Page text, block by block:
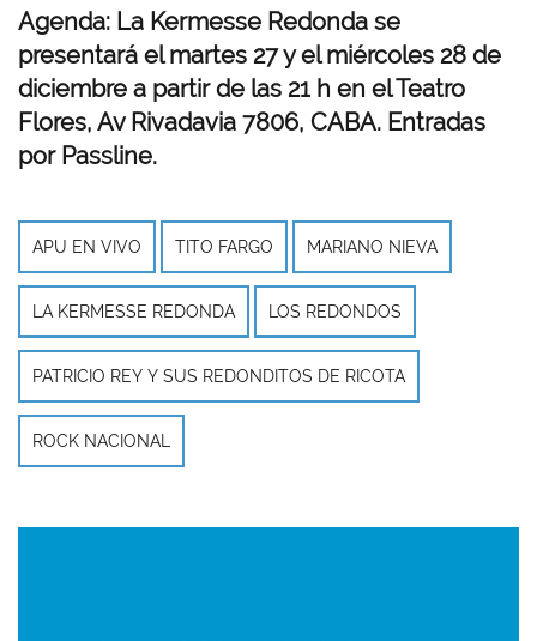
Agenda: La Kermesse Redonda se
presentará el martes 27 y el miércoles 28 de
diciembre a partir de las 21 h en el Teatro
Flores, Av Rivadavia 7806, CABA. Entradas
por Passline.
APU EN VIVO TITO FARGO MARIANO NIEVA
LA KERMESSE REDONDA LOS REDONDOS
PATRICIO REY Y SUS REDONDITOS DE RICOTA
ROCK NACIONAL